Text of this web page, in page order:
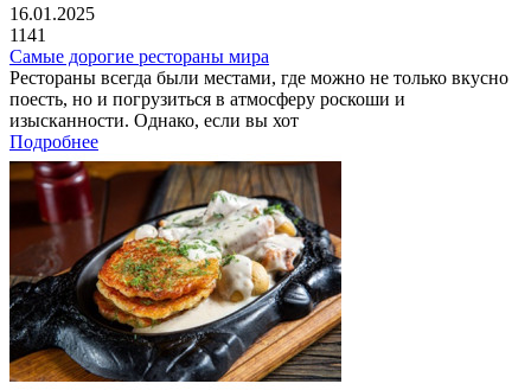
16.01.2025
1141
Самые дорогие рестораны мира
Рестораны всегда были местами, где можно не только вкусно
поесть, но и погрузиться в атмосферу роскоши и
изысканности. Однако, если вы хот
Подробнее